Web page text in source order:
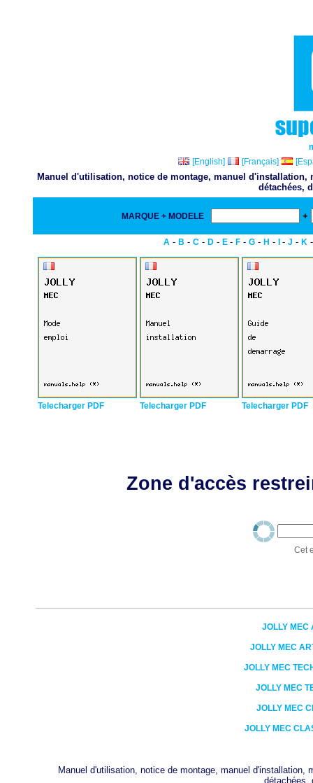
[English]
[Français]
Manuel d'utilisation, notice de montage, manuel
détachées,
MARQUE + MODELE +
A - B - C - D - E - F - G - H - - J - K
Telecharger PDF Telecharger PDF Telecharger PDF
Zone d'accès
Cet
JOLLY MEC
JOLLY MEC
JOLLY MEC
JOLLY MEC
JOLLY MEC
JOLLY MEC
Manuel d'utilisation, notice de montage, manuel
détachées,